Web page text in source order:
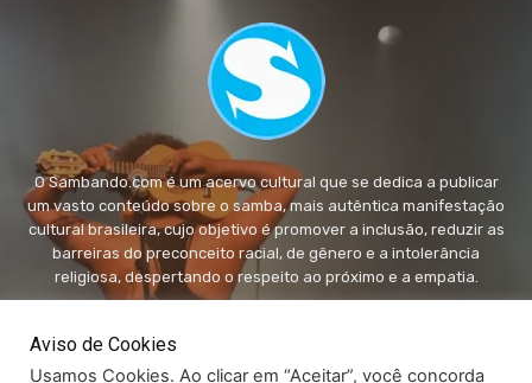
O Sambando.com é um acervo cultural que se dedica a publicar
um vasto conteúdo sobre o samba, mais autêntica manifestação
cultural brasileira, cujo objetivo é promover a inclusão, reduzir as
barreiras do preconceito racial, de gênero e a intolerância
religiosa, despertando o respeito ao próximo e a empatia.
Aviso de Cookies
Usamos Cookies. Ao clicar em “Aceitar”, você concorda